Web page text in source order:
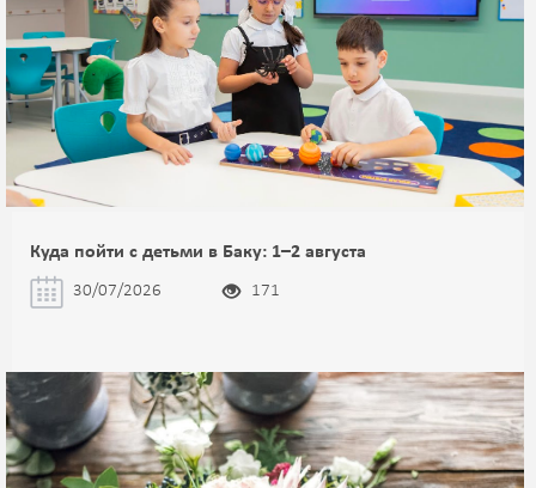
Куда пойти с детьми в Баку: 1–2 августа
30/07/2026 171